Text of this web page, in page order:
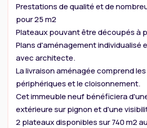
Prestations de qualité et de
pour 25 m2
Plateaux pouvant être découpés à
Plans d'aménagement individualisé
avec architecte.
La livraison aménagée comprend
périphériques et le cloisonnement.
Cet immeuble neuf bénéficiera
extérieure sur pignon et d'une
2 plateaux disponibles sur 740 m2